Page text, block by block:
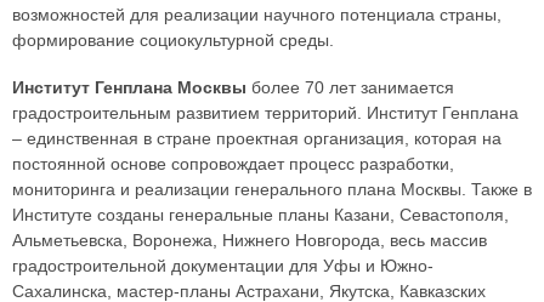
возможностей для реализации научного потенциала страны,
формирование социокультурной среды.
Институт Генплана Москвы более 70 лет занимается
градостроительным развитием территорий. Институт Генплана
– единственная в стране проектная организация, которая на
постоянной основе сопровождает процесс разработки,
мониторинга и реализации генерального плана Москвы. Также в
Институте созданы генеральные планы Казани, Севастополя,
Альметьевска, Воронежа, Нижнего Новгорода, весь массив
градостроительной документации для Уфы и Южно-
Сахалинска, мастер-планы Астрахани, Якутска, Кавказских